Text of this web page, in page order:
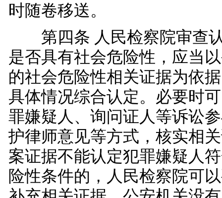
时随卷移送。
第四条 人民检察院审查
是否具有社会危险性，应当
的社会危险性相关证据为依
具体情况综合认定。必要时
罪嫌疑人、询问证人等诉讼
护律师意见等方式，核实相
案证据不能认定犯罪嫌疑人
险性条件的，人民检察院可